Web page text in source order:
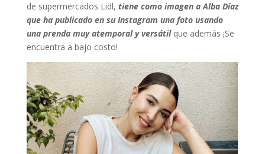
de supermercados Lidl, tiene como imagen a Alba Díaz
que ha publicado en su Instagram una foto usando
una prenda muy atemporal y versátilque además ¡Se
encuentra a bajo costo!